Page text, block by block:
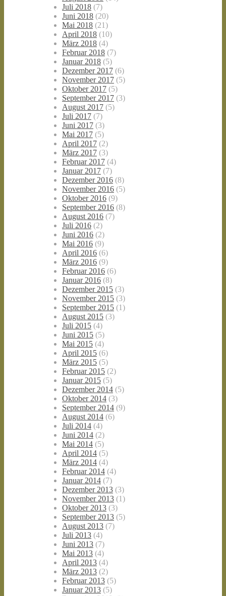
Juli 2018 (7)
Juni 2018 (20)
Mai 2018 (21)
April 2018 (10)
März 2018 (4)
Februar 2018 (7)
Januar 2018 (5)
Dezember 2017 (6)
November 2017 (5)
Oktober 2017 (5)
September 2017 (3)
August 2017 (5)
Juli 2017 (7)
Juni 2017 (3)
Mai 2017 (5)
April 2017 (2)
März 2017 (3)
Februar 2017 (4)
Januar 2017 (7)
Dezember 2016 (8)
November 2016 (5)
Oktober 2016 (9)
September 2016 (8)
August 2016 (7)
Juli 2016 (2)
Juni 2016 (2)
Mai 2016 (9)
April 2016 (6)
März 2016 (9)
Februar 2016 (6)
Januar 2016 (8)
Dezember 2015 (3)
November 2015 (3)
September 2015 (1)
August 2015 (3)
Juli 2015 (4)
Juni 2015 (5)
Mai 2015 (4)
April 2015 (6)
März 2015 (5)
Februar 2015 (2)
Januar 2015 (5)
Dezember 2014 (5)
Oktober 2014 (3)
September 2014 (9)
August 2014 (6)
Juli 2014 (4)
Juni 2014 (2)
Mai 2014 (5)
April 2014 (5)
März 2014 (4)
Februar 2014 (4)
Januar 2014 (7)
Dezember 2013 (3)
November 2013 (1)
Oktober 2013 (3)
September 2013 (5)
August 2013 (7)
Juli 2013 (4)
Juni 2013 (7)
Mai 2013 (4)
April 2013 (4)
März 2013 (2)
Februar 2013 (5)
Januar 2013 (5)